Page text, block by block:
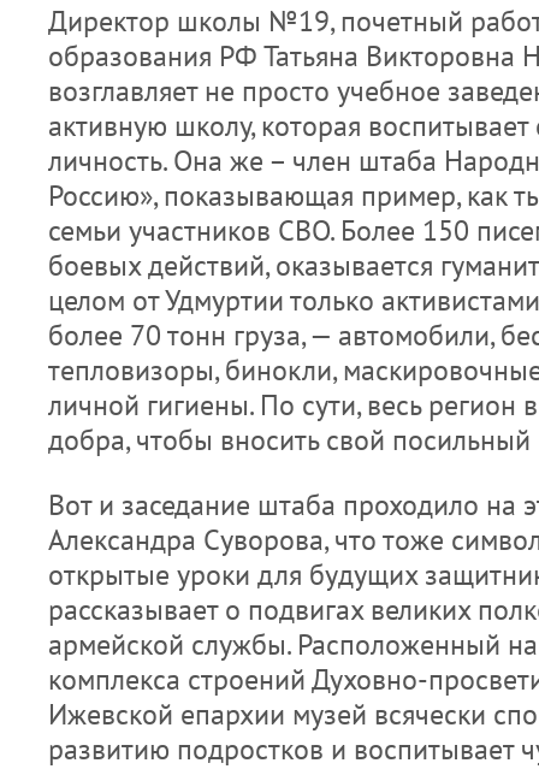
Директор школы №19, почетный
образования РФ Татьяна Викторовна
возглавляет не просто учебное
активную школу, которая
личность. Она же – член штаба
Россию», показывающая пример, как
семьи участников СВО. Более 150
боевых действий, оказывается
целом от Удмуртии только
более 70 тонн груза, — автомобили,
тепловизоры, бинокли,
личной гигиены. По сути, весь регион
добра, чтобы вносить свой
Вот и заседание штаба проходило на
Александра Суворова, что тоже
открытые уроки для будущих
рассказывает о подвигах великих
армейской службы. Расположенный
комплекса строений Духовно-
Ижевской епархии музей всячески
развитию подростков и воспитывает